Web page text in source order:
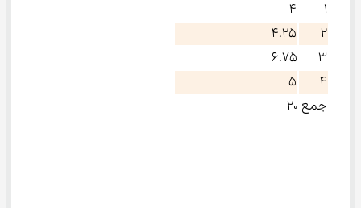
۱
۴
۲
۴.۲۵
۳
۶.۷۵
۴
۵
جمع ۲۰